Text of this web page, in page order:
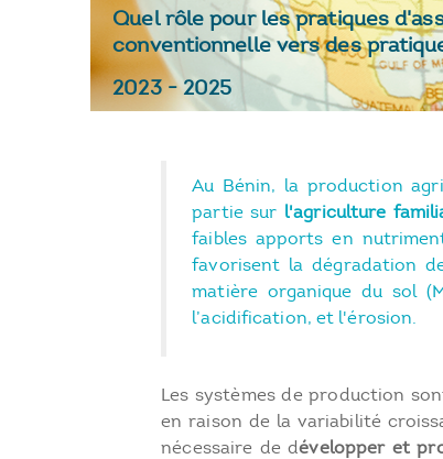
Quel rôle pour les pratiques
conventionnelle vers des
2023-2025
Au Bénin, la production
partie sur l'agriculture
faibles apports en
favorisent la dégradation
matière organique du sol
l’acidification, et l'érosion.
Les systèmes de production
en raison de la variabilité
nécessaire de développer et